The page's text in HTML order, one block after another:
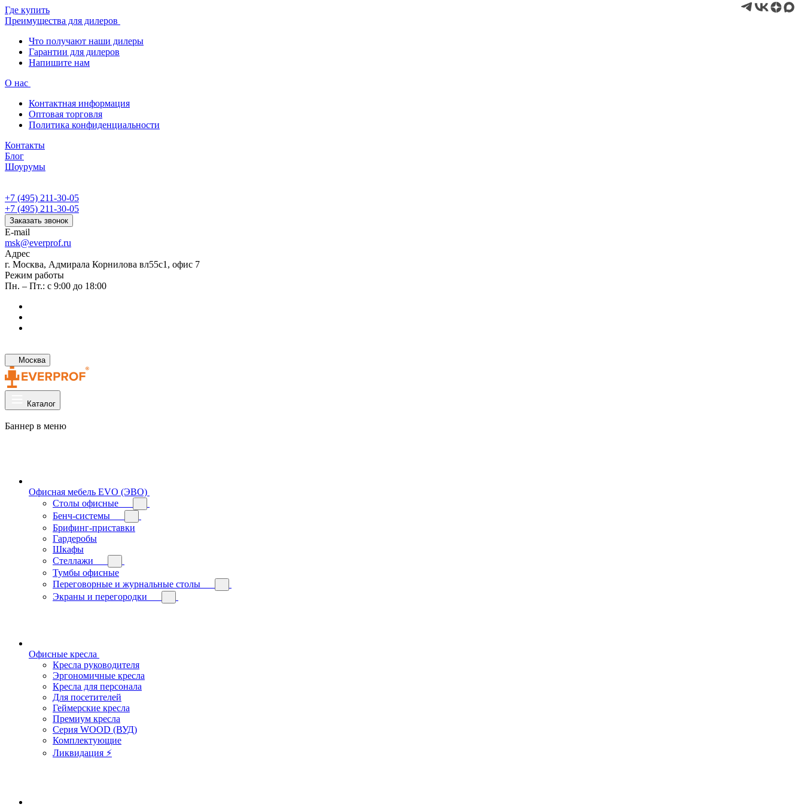
Где купить
Преимущества для дилеров
Что получают наши дилеры
Гарантии для дилеров
Напишите нам
О нас
Контактная информация
Оптовая торговля
Политика конфиденциальности
Контакты
Блог
Шоурумы
+7 (495) 211-30-05
+7 (495) 211-30-05
Заказать звонок
E-mail
msk@everprof.ru
Адрес
г. Москва, Адмирала Корнилова вл55с1, офис 7
Режим работы
Пн. – Пт.: с 9:00 до 18:00
Москва
Каталог
Баннер в меню
Офисная мебель EVO (ЭВО)
Cтолы офисные
Бенч-системы
Брифинг-приставки
Гардеробы
Шкафы
Стеллажи
Тумбы офисные
Переговорные и журнальные столы
Экраны и перегородки
Офисные кресла
Кресла руководителя
Эргономичные кресла
Кресла для персонала
Для посетителей
Геймерские кресла
Премиум кресла
Серия WOOD (ВУД)
Комплектующие
Ликвидация ⚡